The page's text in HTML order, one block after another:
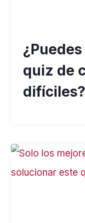
quiz de
difíciles?